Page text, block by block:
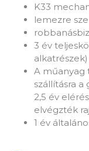
K33
lemezre
3 év
alkatrészek)
A műanyag
szállításra
2,5 év
elvégzték
1 év